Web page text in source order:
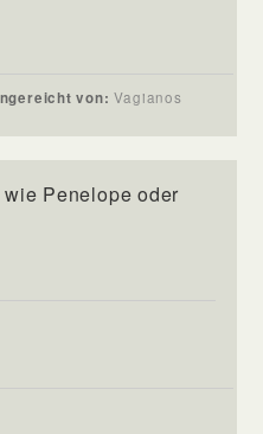
von:Vagianos
Penelope oder